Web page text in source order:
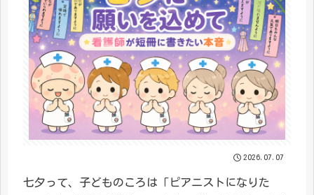
2026.07.07
七夕って、子どものころは「ピアニストになりた